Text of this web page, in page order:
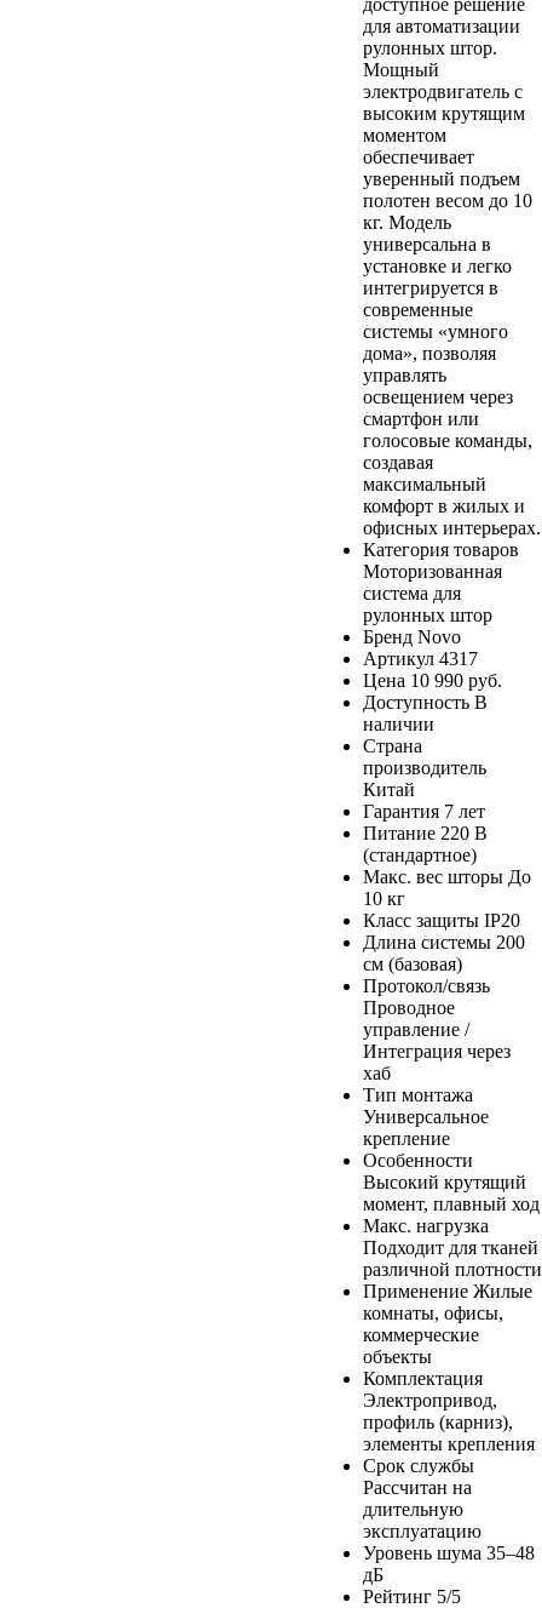
для автоматизации
рулонных штор.
Мощный
электродвигатель с
высоким крутящим
моментом
обеспечивает
уверенный подъем
полотен весом до 10
кг. Модель
универсальна в
установке и легко
интегрируется в
современные
системы «умного
дома», позволяя
управлять
освещением через
смартфон или
голосовые команды,
создавая
максимальный
комфорт в жилых и
офисных интерьерах.
Категория товаров
Моторизованная
система для
рулонных штор
Бренд Novo
Артикул 4317
Цена 10 990 руб.
Доступность В
наличии
Страна
производитель
Китай
Гарантия 7 лет
Питание 220 В
(стандартное)
Макс. вес шторы До
10 кг
Класс защиты IP20
Длина системы 200
см (базовая)
Протокол/связь
Проводное
управление /
Интеграция через
хаб
Тип монтажа
Универсальное
крепление
Особенности
Высокий крутящий
момент, плавный ход
Макс. нагрузка
Подходит для тканей
различной плотности
Применение Жилые
комнаты, офисы,
коммерческие
объекты
Комплектация
Электропривод,
профиль (карниз),
элементы крепления
Срок службы
Рассчитан на
длительную
эксплуатацию
Уровень шума 35–48
дБ
Рейтинг 5/5